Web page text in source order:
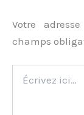
Votre
champs
ici…